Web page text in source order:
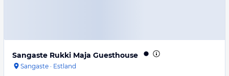
Sangaste Rukki Maja Guesthouse
Sangaste · Estland